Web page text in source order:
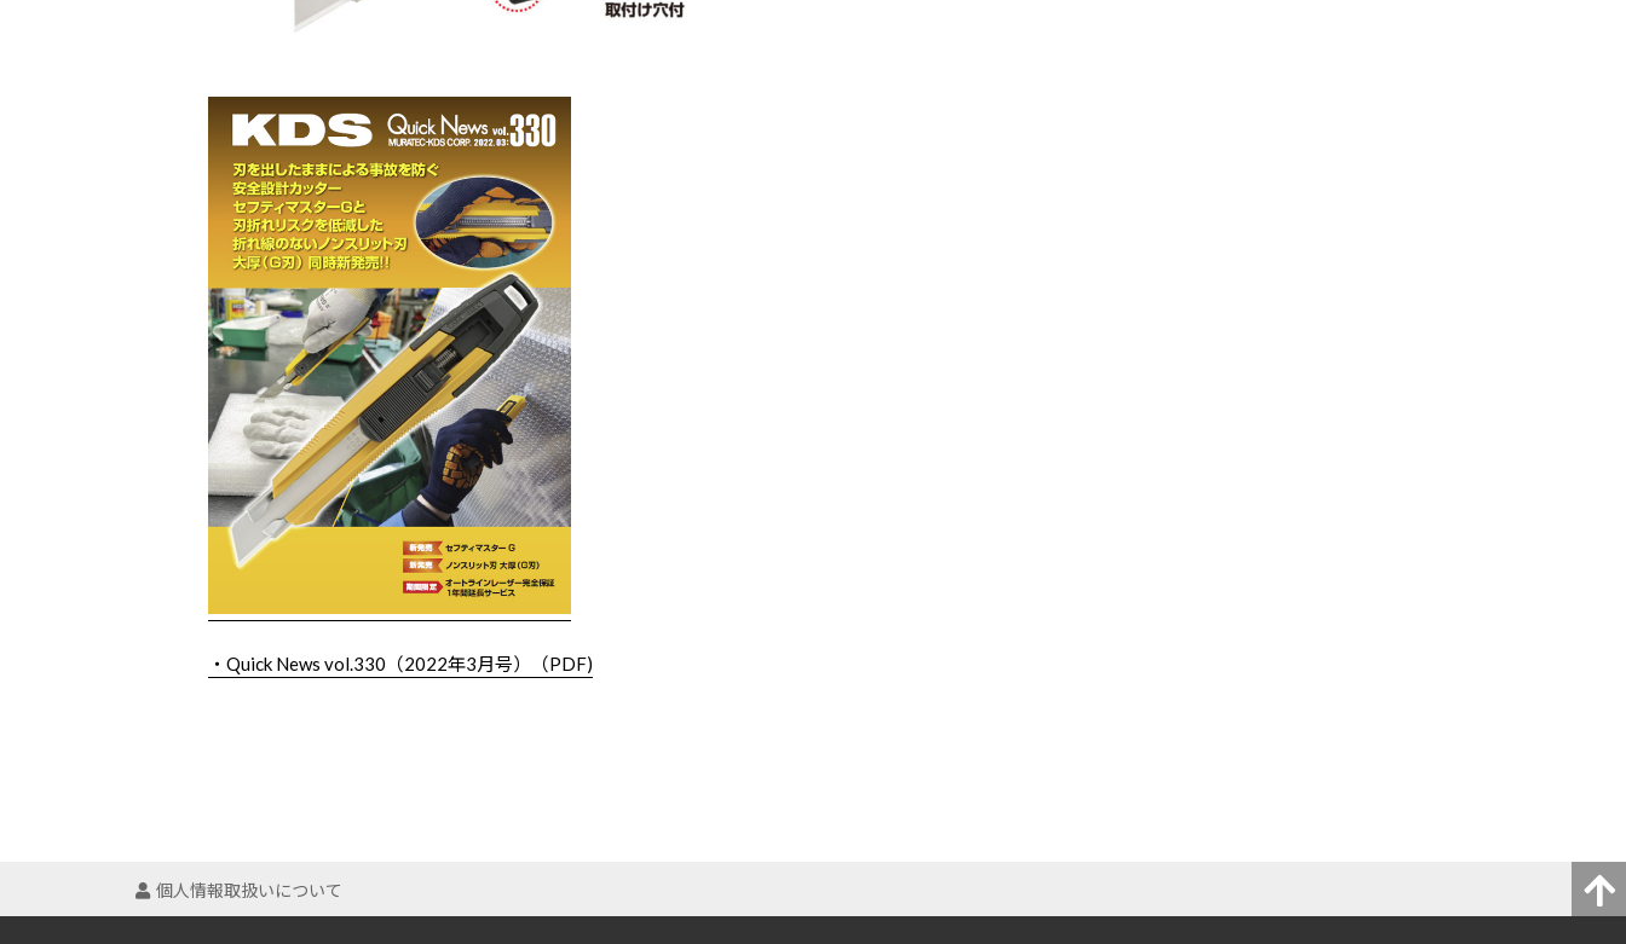
・Quick News vol.330（2022年3月号）（PDF)
個人情報取扱いについて